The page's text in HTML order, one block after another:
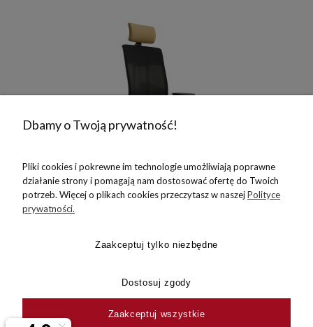
1 892,25 zł
Cena regularna:2 523,00 zł
Najniższa cena: 1 980,00 zł
Dbamy o Twoją prywatność!
Pliki cookies i pokrewne im technologie umożliwiają poprawne
działanie strony i pomagają nam dostosować ofertę do Twoich
potrzeb. Więcej o plikach cookies przeczytasz w naszejPolityce
prywatności.
Zaakceptuj tylko niezbędne
Dostosuj zgody
Zaakceptuj wszystkie